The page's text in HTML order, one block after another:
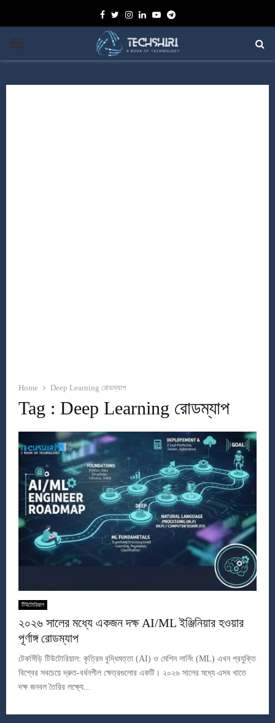
Facebook
TwitterInstagram
Linkedin
YoutubeTelegram
PRIMARY
Home Deep Learning রোডম্যাপ
Tag : Deep Learning রোডম্যাপ
টিউটোরিয়াল
২০২৬ সালের মধ্যে একজন দক্ষ AI/ML ইঞ্জিনিয়ার হওয়ার
পূর্ণাঙ্গ রোডম্যাপ
টেকসিঁড়ি টিউটোরিয়াল: কৃত্রিম বুদ্ধিমত্তা (AI) ও মেশিন লার্নিং (ML) এখন প্রযুক্তি
বিশ্বের সবচেয়ে দ্রুত-বর্ধনশীল ক্ষেত্রগুলোর একটি। ২০২৬ সালের মধ্যে এসব খাতে
দক্ষ জনবল তৈরির লক্ষ্যে...